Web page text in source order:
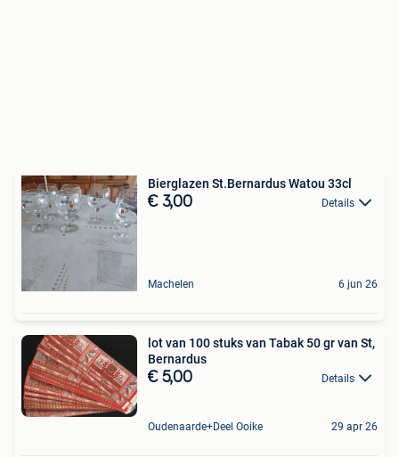
Bierglazen St.Bernardus Watou 33cl
€ 3,00 Details
Machelen 6 jun 26
lot van 100 stuks van Tabak 50 gr van St,
Bernardus
€ 5,00 Details
Oudenaarde+Deel Ooike 29 apr 26